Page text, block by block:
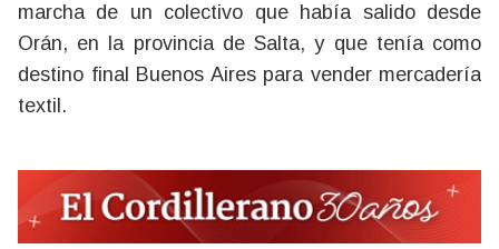
marcha de un colectivo que había salido desde
Orán, en la provincia de Salta, y que tenía como
destino final Buenos Aires para vender mercadería
textil.